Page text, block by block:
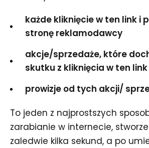
każde kliknięcie w ten link i
stronę reklamodawcy
akcje/sprzedaże, które
skutku z kliknięcia w ten link
prowizje od tych akcji/
To jeden z najprostszych
zarabianie w internecie,
zaledwie kilka sekund, a po